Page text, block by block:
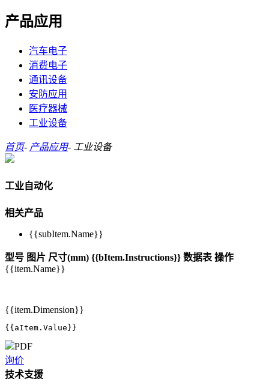
产品应用
汽车电子
消费电子
通讯设备
安防应用
医疗器械
工业设备
首页- 产品应用- 工业设备
工业自动化
相关产品
{{subItem.Name}}
型号 图片 尺寸(mm) {{bItem.Instructions}} 数据表 操作
{{item.Name}}
{{item.Dimension}}
{{aItem.Value}}
PDF
询价
技术支援